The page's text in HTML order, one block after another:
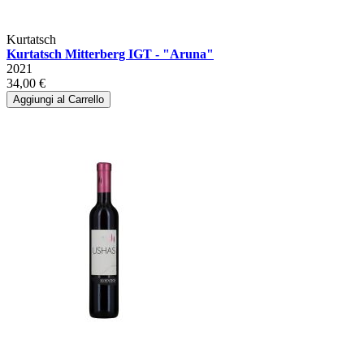
Kurtatsch
Kurtatsch Mitterberg IGT - "Aruna"
2021
34,00 €
Aggiungi al Carrello